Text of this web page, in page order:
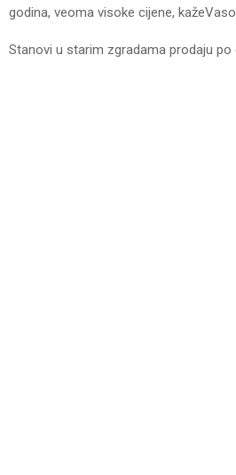
godina, veoma visoke cijene,
Stanovi u starim zgradama prodaju po